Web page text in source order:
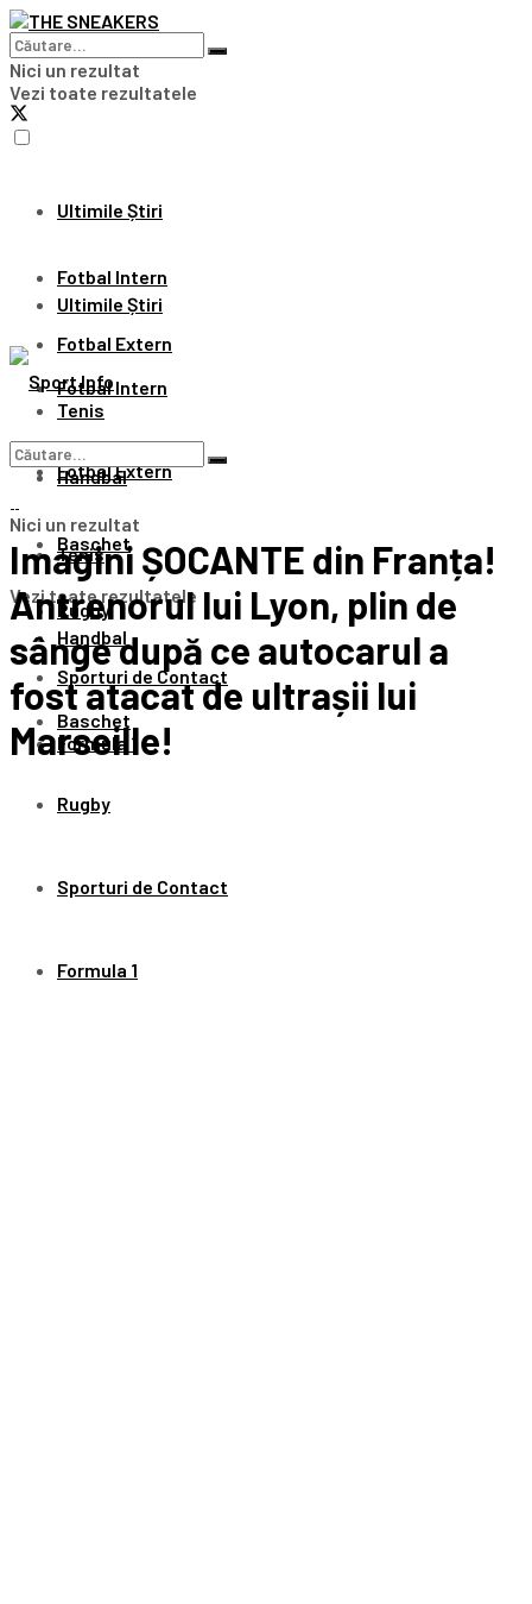
Nici un rezultat
Vezi toate rezultatele
Ultimile Știri
Fotbal Intern
Fotbal Extern
Tenis
Handbal
Baschet
Rugby
Sporturi de Contact
Formula 1
Ultimile Știri
Fotbal Intern
Fotbal Extern
Tenis
Handbal
Baschet
Rugby
Sporturi de Contact
Formula 1
Nici un rezultat
Vezi toate rezultatele
Imagini ȘOCANTE din Franța!
Antrenorul lui Lyon, plin de
sânge după ce autocarul a
fost atacat de ultrașii lui
Marseille!